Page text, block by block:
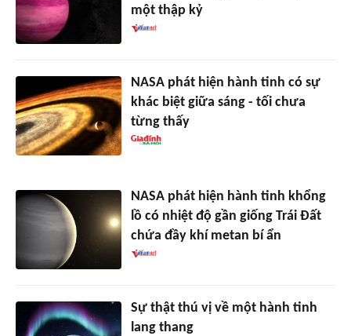
một thập kỷ
NASA phát hiện hành tinh có sự
khác biệt giữa sáng - tối chưa
từng thấy
NASA phát hiện hành tinh khổng
lồ có nhiệt độ gần giống Trái Đất
chứa đầy khí metan bí ẩn
Sự thật thú vị về một hành tinh
lang thang